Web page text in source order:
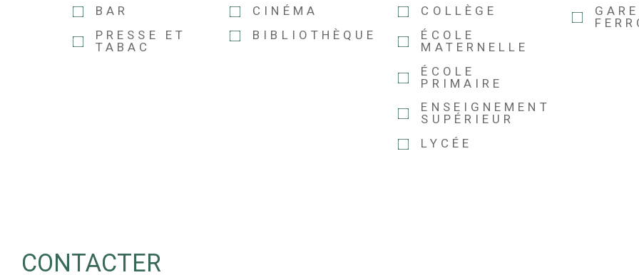
BAR
PRESSE ET
TABAC
CINÉMA
BIBLIOTHÈQUE
COLLÈGE
ÉCOLE
MATERNELLE
ÉCOLE
PRIMAIRE
ENSEIGNEMENT
SUPÉRIEUR
LYCÉE
GARE
CONTACTER